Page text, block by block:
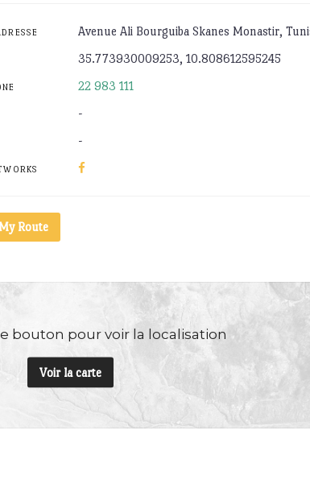
Avenue Ali Bourguiba Skanes Monastir,
35.773930009253, 10.808612595245
22 983 111
-
-
Route
bouton pour voir la localisation
Voir la carte